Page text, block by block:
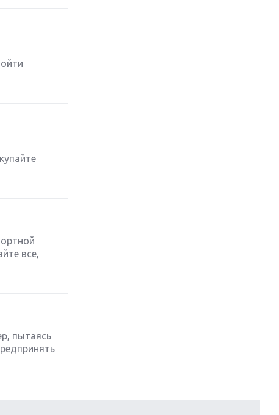
все,
пытаясь